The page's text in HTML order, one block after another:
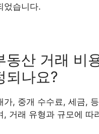
었습니다.
동산 거래 비
되나요?
가, 중개 수수료, 세금,
, 거래 유형과 규모에 따